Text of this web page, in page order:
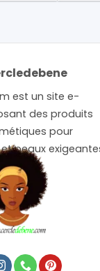
est un site e-
des produits
pour
peaux